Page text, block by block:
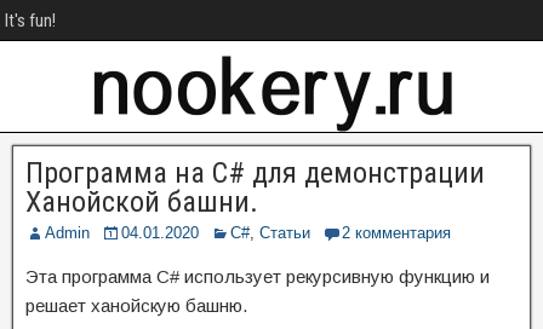
It's fun!
Программа на C# для демонстрации
Ханойской башни.
Admin 04.01.2020 C#, Статьи 2 комментария
Эта программа C# использует рекурсивную функцию и
решает ханойскую башню.